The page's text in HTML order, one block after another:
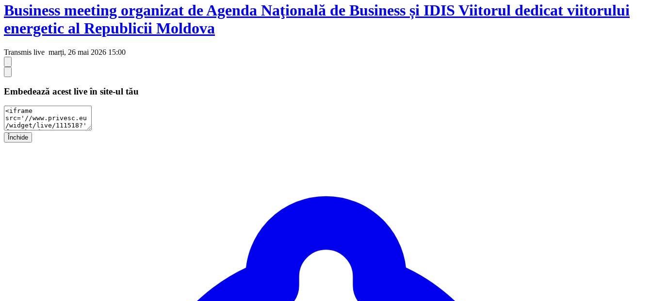
Business meeting organizat de Agenda Naţională de Business și IDIS Viitorul dedicat viitorului
energetic al Republicii Moldova
Transmis live marți, 26 mai 2026 15:00
Embedează acest live în site-ul tău
Închide